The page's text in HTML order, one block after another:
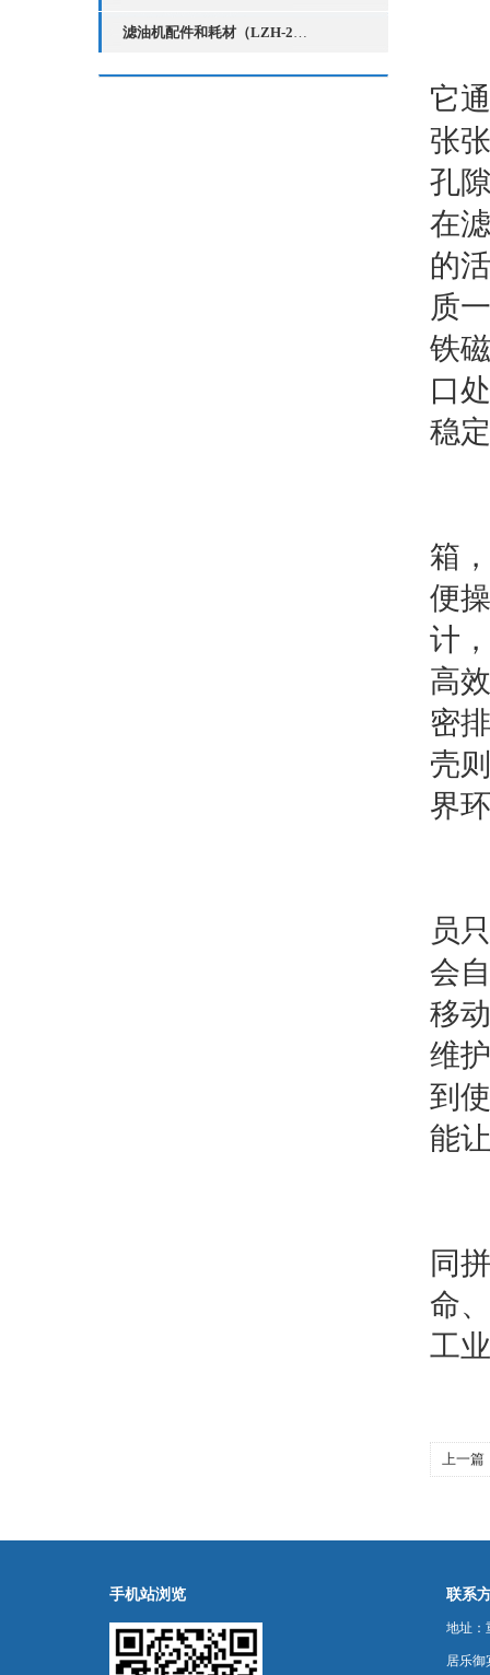
滤油机配件和耗材（LZH-2红外线液位控制器）
它
张
孔
在
的
质
铁
口
稳
箱
便
计
高
密
壳
界
员
会
移
维
到
能
同
命
工
上一篇
手机站浏览 联系
地址：
居乐御